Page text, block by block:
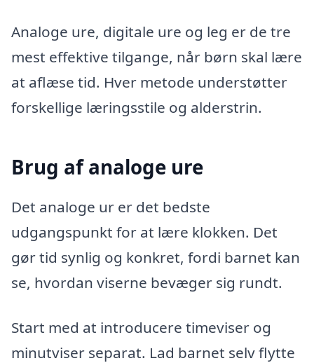
Analoge ure, digitale ure og leg er de tre
mest effektive tilgange, når børn skal lære
at aflæse tid. Hver metode understøtter
forskellige læringsstile og alderstrin.
Brug af analoge ure
Det analoge ur er det bedste
udgangspunkt for at lære klokken. Det
gør tid synlig og konkret, fordi barnet kan
se, hvordan viserne bevæger sig rundt.
Start med at introducere timeviser og
minutviser separat. Lad barnet selv flytte